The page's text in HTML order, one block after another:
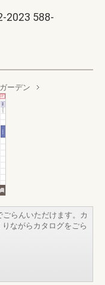
2023 588-
ガーデン
らんいただけます。カ
ながらカタログをごら